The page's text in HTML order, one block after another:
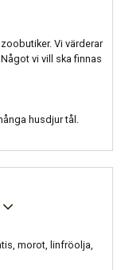
Vi värderar
vi vill ska finnas
husdjur tål.
morot, linfröolja,